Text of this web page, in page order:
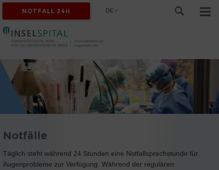
NOTFALL 24H DE
Notfälle
Täglich steht während 24 Stunden eine Notfallsprechstunde für
Augenprobleme zur Verfügung. Während der regulären